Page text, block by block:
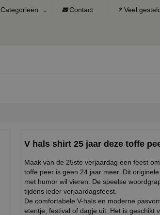
Categorieën Contact Veel
V hals shirt 25 jaar deze toffe
Maak van de 25ste verjaardag een feest
toffe peer is geen 24 jaar meer. Dit
met humor wil vieren. De speelse
tijdens ieder verjaardagsfeest.
De comfortabele V-hals en moderne
etentje, festival of dagje uit. Het is geschikt